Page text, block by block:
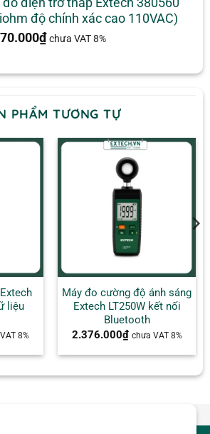
đo điện trở thấp Extech 380560
độ chính xác cao 110VAC)
₫ chưa VAT 8%
PHẨM TƯƠNG TỰ
liệu
8%
Máy đo cường độ ánh sáng
Extech LT250W kết nối
Bluetooth
2.376.000₫ chưa VAT 8%